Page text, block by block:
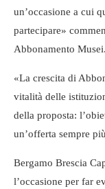
un’occasione a cui
partecipare»
Abbonamento Musei.
«La crescita di
vitalità delle
della proposta:
un’offerta sempre
Bergamo Brescia
l’occasione per far